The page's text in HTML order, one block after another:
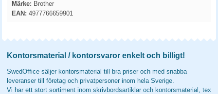
Märke: Brother
EAN: 4977766659901
Kontorsmaterial / kontorsvaror enkelt och billigt!
SwedOffice säljer kontorsmaterial till bra priser och med snabba
leveranser till företag och privatpersoner inom hela Sverige.
Vi har ett stort sortiment inom skrivbordsartiklar och kontorsmaterial, tex